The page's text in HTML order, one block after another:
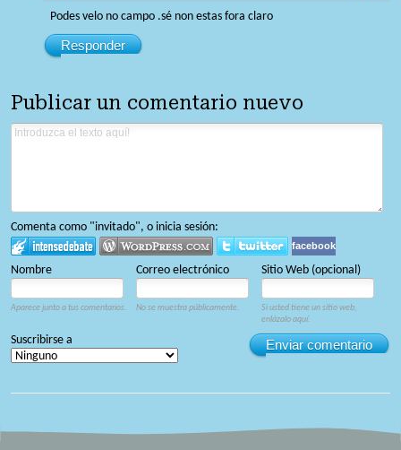
Podes velo no campo .sé non estas fora claro
Responder
Publicar un comentario nuevo
Comenta como "invitado", o inicia sesión:
facebook
Nombre Correo electrónico Sitio Web (opcional)
Aparece junto a tus comentarios. No se muestra públicamente.
Si usted tiene un sitio web,
enlázalo aquí.
Enviar comentario
Suscribirse a